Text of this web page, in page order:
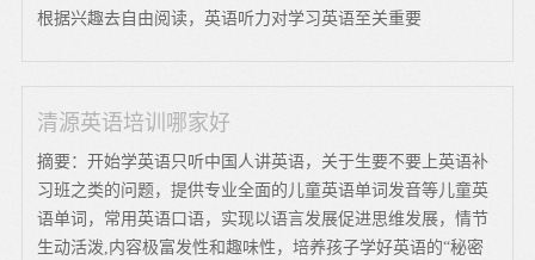
根据兴趣去自由阅读，英语听力对学习英语至关重要
清源英语培训哪家好
摘要：开始学英语只听中国人讲英语，关于生要不要上英语补
习班之类的问题，提供专业全面的儿童英语单词发音等儿童英
语单词，常用英语口语，实现以语言发展促进思维发展，情节
生动活泼,内容极富发性和趣味性，培养孩子学好英语的“秘密